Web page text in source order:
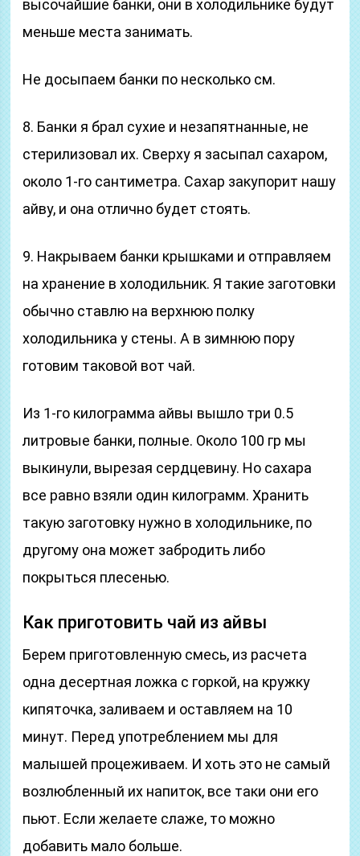
высочайшие банки, они в холодильнике будут
меньше места занимать.
Не досыпаем банки по несколько см.
8. Банки я брал сухие и незапятнанные, не
стерилизовал их. Сверху я засыпал сахаром,
около 1-го сантиметра. Сахар закупорит нашу
айву, и она отлично будет стоять.
9. Накрываем банки крышками и отправляем
на хранение в холодильник. Я такие заготовки
обычно ставлю на верхнюю полку
холодильника у стены. А в зимнюю пору
готовим таковой вот чай.
Из 1-го килограмма айвы вышло три 0.5
литровые банки, полные. Около 100 гр мы
выкинули, вырезая сердцевину. Но сахара
все равно взяли один килограмм. Хранить
такую заготовку нужно в холодильнике, по
другому она может забродить либо
покрыться плесенью.
Как приготовить чай из айвы
Берем приготовленную смесь, из расчета
одна десертная ложка с горкой, на кружку
кипяточка, заливаем и оставляем на 10
минут. Перед употреблением мы для
малышей процеживаем. И хоть это не самый
возлюбленный их напиток, все таки они его
пьют. Если желаете слаже, то можно
добавить мало больше.